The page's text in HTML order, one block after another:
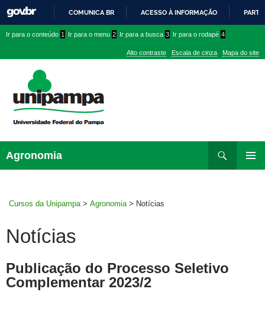
PARA
CONTEÚDO
COMUNICA BR ACESSO À INFORMAÇÃO
conteúdo
menu
superior
menu
Ir para o conteúdo 1 Ir para o menu 2 Ir para a busca 3 Ir para o rodapé 4
Alto contraste Escala de cinza Mapa do site
Agronomia
para
Cursos da Unipampa > Agronomia > Notícias
Notícias
Publicação do Processo Seletivo
Complementar 2023/2